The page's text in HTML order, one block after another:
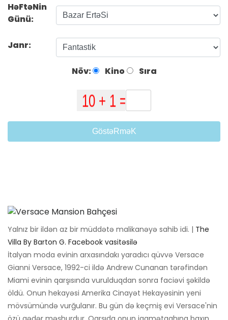
HəFtəNin
Günü:
Janr:
Növ: Kino Sıra
GöstəRməK
Yalnız bir ildən az bir müddətə malikanəyə sahib idi. | The
Villa By Barton G. Facebook vasitəsilə
İtalyan moda evinin arxasındakı yaradıcı qüvvə Versace
Gianni Versace, 1992-ci ildə Andrew Cunanan tərəfindən
Miami evinin qarşısında vurulduqdan sonra faciəvi şəkildə
öldü. Onun hekayəsi Amerika Cinayət Hekayəsinin yeni
mövsümündə vurğulanır. Bu gün də keçmiş evi Versace'nin